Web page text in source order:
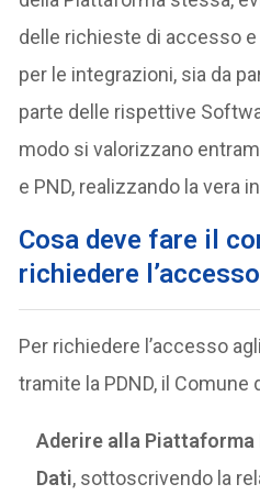
delle richieste di accesso
per le integrazioni, sia da
parte delle rispettive
modo si valorizzano
e PND, realizzando la vera
Cosa deve fare il
richiedere
Per richiedere l’accesso
tramite la PDND, il Comune
Aderire alla Piattaforma
Dati, sottoscrivendo la